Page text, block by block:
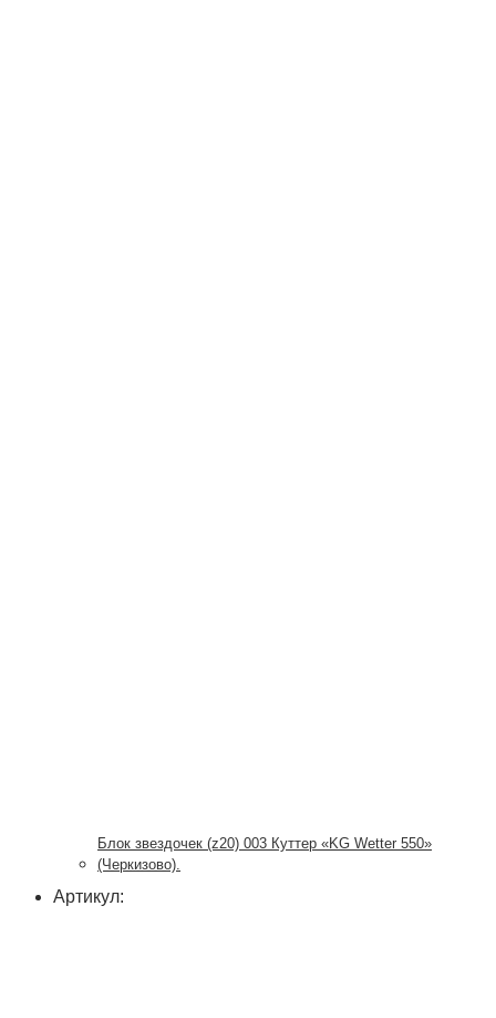
Блок звездочек (z20) 003 Куттер «KG Wetter 550»
(Черкизово).
Артикул: